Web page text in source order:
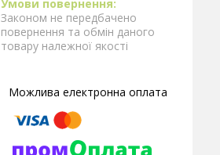
Законом не передбачено
повернення та обмін даного
товару належної якості